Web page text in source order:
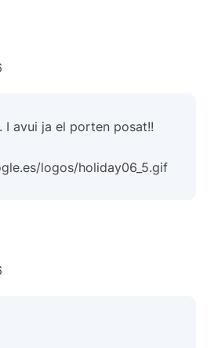
I avui ja el porten posat!!
logos/holiday06_5.gif